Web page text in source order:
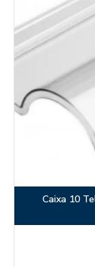
Caixa 10